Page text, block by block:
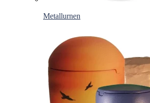
Metallurnen